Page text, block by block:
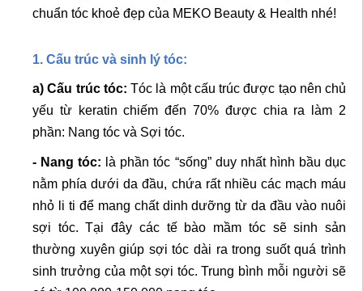
chuẩn tóc khoẻ đẹp của MEKO Beauty & Health nhé!
1. Cấu trúc và sinh lý tóc:
a) Cấu trúc tóc: Tóc là một cấu trúc được tạo nên chủ
yếu từ keratin chiếm đến 70% được chia ra làm 2
phần: Nang tóc và Sợi tóc.
- Nang tóc: là phần tóc “sống” duy nhất hình bầu dục
nằm phía dưới da đầu, chứa rất nhiều các mạch máu
nhỏ li ti để mang chất dinh dưỡng từ da đầu vào nuôi
sợi tóc. Tại đây các tế bào mầm tóc sẽ sinh sản
thường xuyên giúp sợi tóc dài ra trong suốt quá trình
sinh trưởng của một sợi tóc. Trung bình mỗi người sẽ